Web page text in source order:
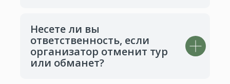
Несете ли вы
ответственность, если
организатор отменит тур
или обманет?